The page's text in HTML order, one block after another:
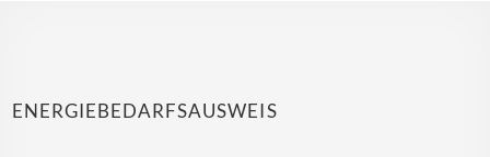
ENERGIEBEDARFSAUSWEIS